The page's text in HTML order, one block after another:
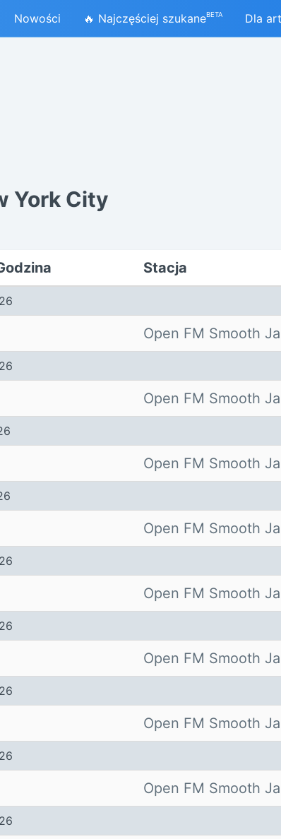
Nowości 🔥 Najczęściej szukaneBETA Dla
York City
Stacja
Open FM Smooth
Open FM Smooth
Open FM Smooth
Open FM Smooth
Open FM Smooth
Open FM Smooth
Open FM Smooth
Open FM Smooth